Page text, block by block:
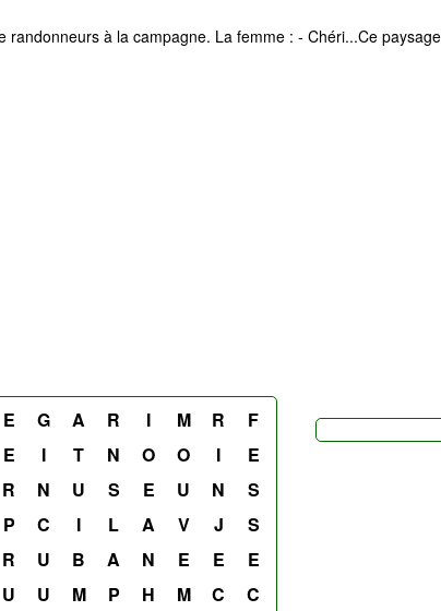
randonneurs à la campagne. La femme : - Chéri...Ce
E G A R I M R
F
E I T N O O I
E
R N U S E U N
S
P C I L A V J
S
R U B A N E E
E
U U M P H M C C